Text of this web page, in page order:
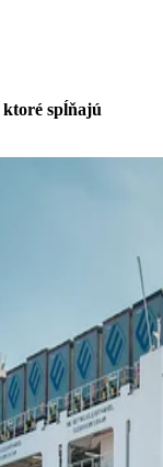
ktoré spĺňajú